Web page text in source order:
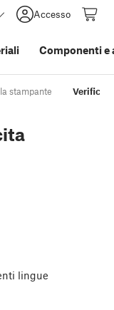
Accesso
Componenti e
stampante Verifica
lingue